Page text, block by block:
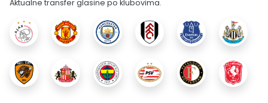
Aktualne transfer glasine po klubovima.